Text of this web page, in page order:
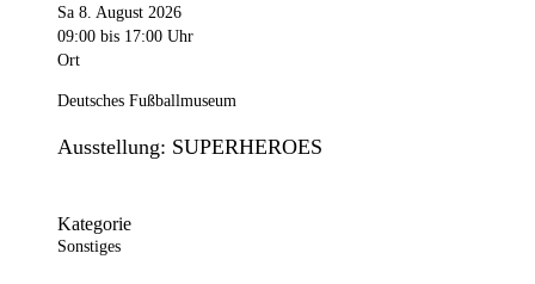
Sa 8. August 2026
09:00 bis 17:00 Uhr
Ort
Deutsches Fußballmuseum
Ausstellung: SUPERHEROES
Kategorie
Sonstiges